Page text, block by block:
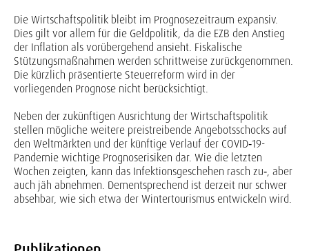
Die Wirtschaftspolitik bleibt im Prognosezeitraum expansiv.
Dies gilt vor allem für die Geldpolitik, da die EZB den Anstieg
der Inflation als vorübergehend ansieht. Fiskalische
Stützungsmaßnah­men werden schrittweise zurückgenommen.
Die kürzlich präsentierte Steuerreform wird in der
vorliegenden Prognose nicht berücksichtigt.
Neben der zukünftigen Ausrichtung der Wirtschaftspolitik
stellen mögliche weitere preistreibende Angebotsschocks auf
den Weltmärkten und der künftige Verlauf der COVID‑19-
Pandemie wichtige Prognoserisiken dar. Wie die letzten
Wochen zeigten, kann das Infektionsgeschehen rasch zu‑, aber
auch jäh abnehmen. Dementsprechend ist derzeit nur schwer
absehbar, wie sich etwa der Wintertourismus entwickeln wird.